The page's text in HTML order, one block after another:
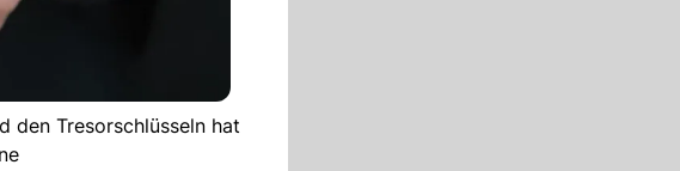
den Tresorschlüsseln hat